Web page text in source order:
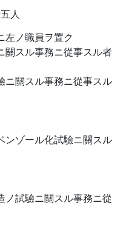
人
左ノ職員ヲ置ク
關スル事務ニ從事スル者
ニ關スル事務ニ從事スル
ンゾール化試驗ニ關スル
ノ試驗ニ關スル事務ニ從